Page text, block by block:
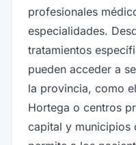
profesionales
especialidades.
tratamientos
pueden acceder a
la provincia, como
Hortega o centros
capital y municipios